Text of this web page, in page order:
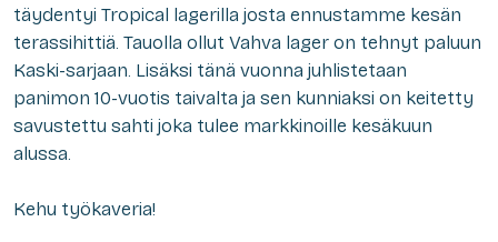
täydentyi Tropical lagerilla josta ennustamme kesän
terassihittiä. Tauolla ollut Vahva lager on tehnyt paluun
Kaski-sarjaan. Lisäksi tänä vuonna juhlistetaan
panimon 10-vuotis taivalta ja sen kunniaksi on keitetty
savustettu sahti joka tulee markkinoille kesäkuun
alussa.
Kehu työkaveria!